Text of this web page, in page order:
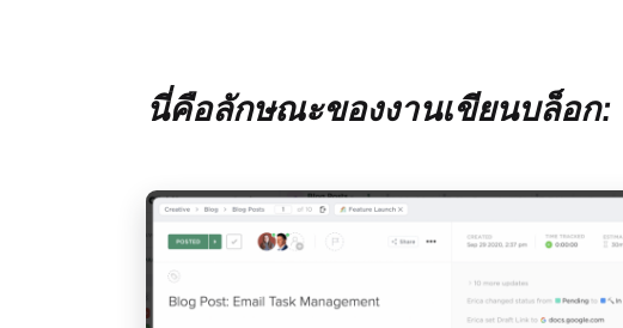
นี่คือลักษณะของงานเขียนบล็อก: